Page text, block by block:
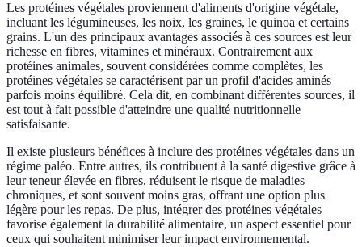
Les protéines végétales proviennent d'aliments d'origine végétale,
incluant les légumineuses, les noix, les graines, le quinoa et certains
grains. L'un des principaux avantages associés à ces sources est leur
richesse en fibres, vitamines et minéraux. Contrairement aux
protéines animales, souvent considérées comme complètes, les
protéines végétales se caractérisent par un profil d'acides aminés
parfois moins équilibré. Cela dit, en combinant différentes sources, il
est tout à fait possible d'atteindre une qualité nutritionnelle
satisfaisante.
Il existe plusieurs bénéfices à inclure des protéines végétales dans un
régime paléo. Entre autres, ils contribuent à la santé digestive grâce à
leur teneur élevée en fibres, réduisent le risque de maladies
chroniques, et sont souvent moins gras, offrant une option plus
légère pour les repas. De plus, intégrer des protéines végétales
favorise également la durabilité alimentaire, un aspect essentiel pour
ceux qui souhaitent minimiser leur impact environnemental.